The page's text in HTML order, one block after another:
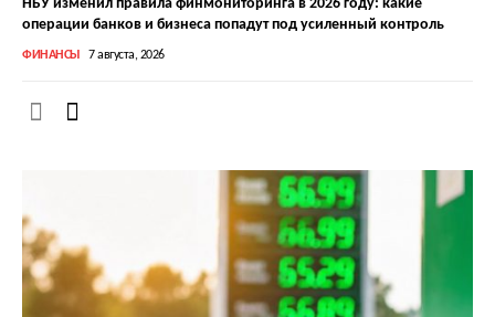
НБУ изменил правила финмониторинга в 2026 году: какие
операции банков и бизнеса попадут под усиленный контроль
ФИНАНСЫ 7 августа, 2026